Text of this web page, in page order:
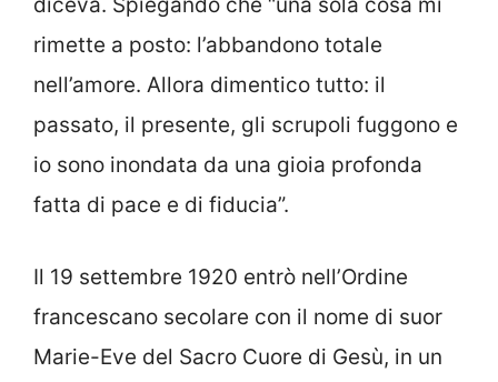
diceva. Spiegando che “una sola cosa mi
rimette a posto: l’abbandono totale
nell’amore. Allora dimentico tutto: il
passato, il presente, gli scrupoli fuggono e
io sono inondata da una gioia profonda
fatta di pace e di fiducia”.
Il 19 settembre 1920 entrò nell’Ordine
francescano secolare con il nome di suor
Marie-Eve del Sacro Cuore di Gesù, in un